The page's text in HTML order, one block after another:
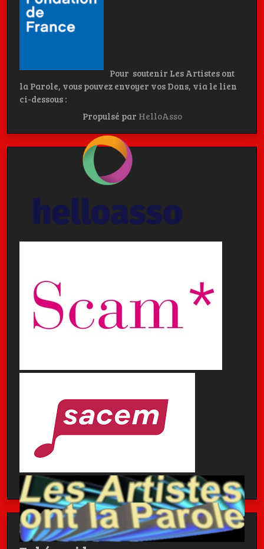
Pour soutenir Les Artistes ont
la Parole, vous pouvez envoyer vos Dons, via le lien
ci-dessous :
Propulsé par HelloAsso